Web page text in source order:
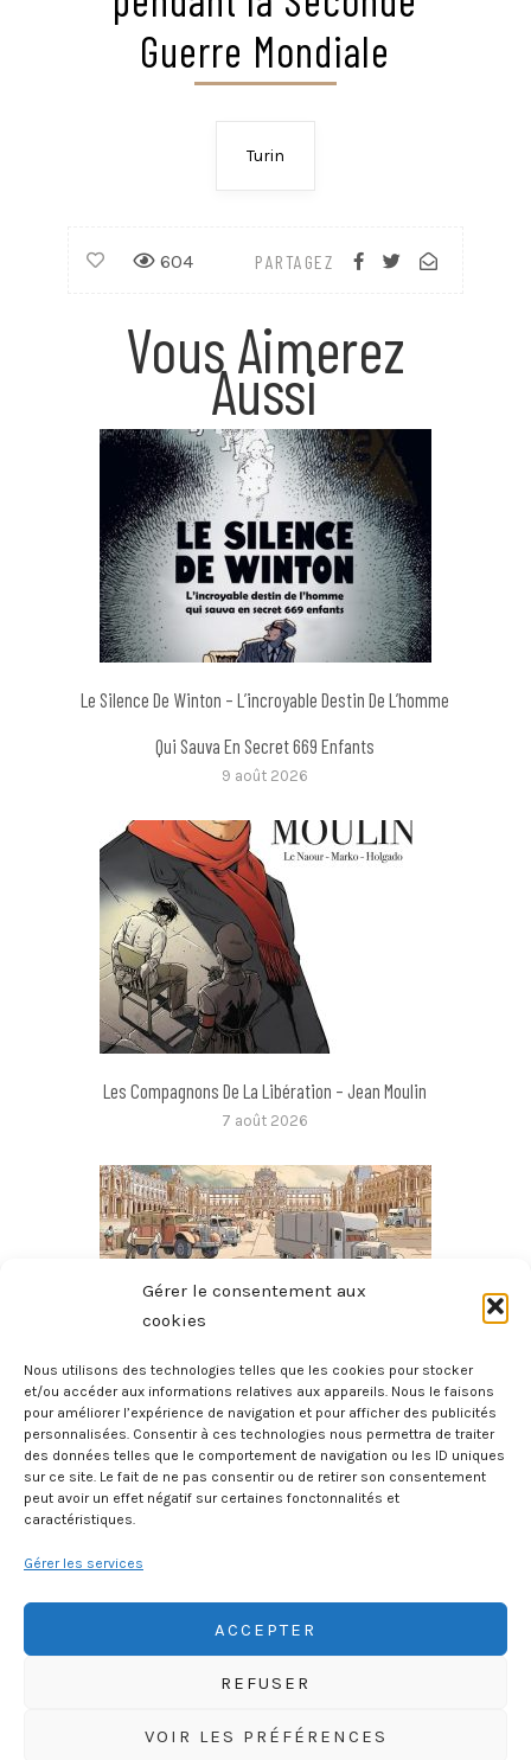
Gérer le consentement aux
cookies
Nous utilisons des technologies telles que les cookies pour stocker
et/ou accéder aux informations relatives aux appareils. Nous le faisons
pour améliorer l’expérience de navigation et pour afficher des publicités
personnalisées. Consentir à ces technologies nous permettra de traiter
des données telles que le comportement de navigation ou les ID uniques
sur ce site. Le fait de ne pas consentir ou de retirer son consentement
peut avoir un effet négatif sur certaines fonctonnalités et
caractéristiques.
Gérer les services
ACCEPTER
REFUSER
VOIR LES PRÉFÉRENCES
Guerre Mondiale
Turin
PARTAGEZ
604
Vous Aimerez
Aussi
Le Silence De Winton – L’incroyable Destin De L’homme
Qui Sauva En Secret 669 Enfants
9 août 2026
Les Compagnons De La Libération – Jean Moulin
7 août 2026
Le Héros Du Louvre
11 juillet 2026
HISTOIREGEOBD.COM